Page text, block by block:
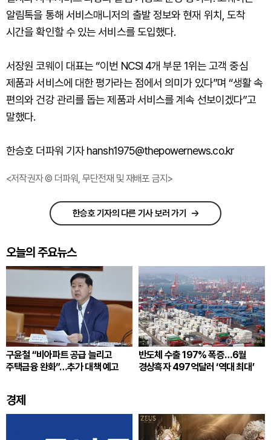
알림톡을 통해 서비스매니저의 출발 정보와 현재 위치, 도착
시간을 확인할 수 있는 서비스를 도입했다.
서장원 코웨이 대표는 “이번 NCSI 4개 부문 1위는 고객 중심
제품과 서비스에 대한 평가라는 점에서 의미가 있다”며 “생활 속
편의와 건강 관리를 돕는 제품과 서비스를 계속 선보이겠다”고
말했다.
한승호 더파워 기자 hansh1975@thepowernews.co.kr
<저작권자 © 더파워, 무단전재 및 재배포 금지>
한승호 기자의 다른 기사 보러 가기
오늘의 주요뉴스
구윤철 “비아파트 공급 늘리고
주택금융 완화”…추가 대책 예고
반도체 수출 197% 폭증…6월
경상흑자 497억달러 ‘역대 최대’
경제